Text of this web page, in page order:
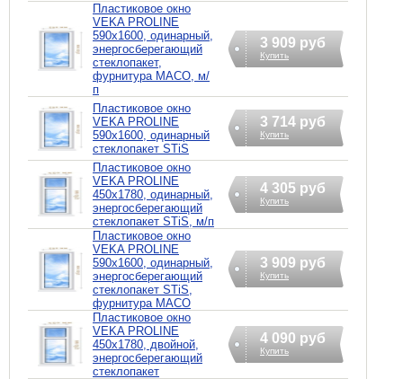
Пластиковое окно
VEKA PROLINE
590х1600, одинарный,
энергосберегающий
стеклопакет,
фурнитура MACO, м/
п
3 909 руб
Купить
Пластиковое окно
VEKA PROLINE
590х1600, одинарный
стеклопакет STiS
3 714 руб
Купить
Пластиковое окно
VEKA PROLINE
450х1780, одинарный,
энергосберегающий
стеклопакет STiS, м/п
4 305 руб
Купить
Пластиковое окно
VEKA PROLINE
590х1600, одинарный,
энергосберегающий
стеклопакет STiS,
фурнитура MACO
3 909 руб
Купить
Пластиковое окно
VEKA PROLINE
450х1780, двойной,
энергосберегающий
стеклопакет
4 090 руб
Купить